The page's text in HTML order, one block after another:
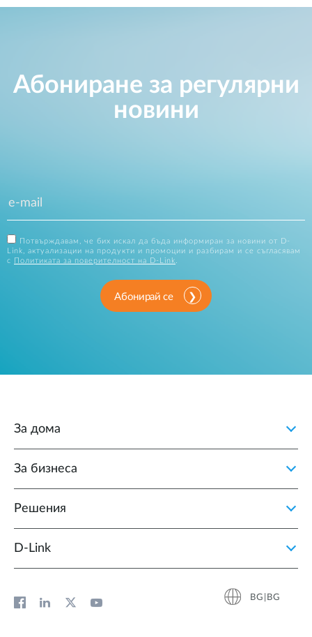
Абониране за регулярни
новини
Потвърждавам, че бих искал да бъда информиран за новини от D-
Link, актуализации на продукти и промоции и разбирам и се съгласявам
с
Политиката за поверителност на D-Link.
Абонирай се
За дома
За бизнеса
Решения
D‑Link
BG|BG